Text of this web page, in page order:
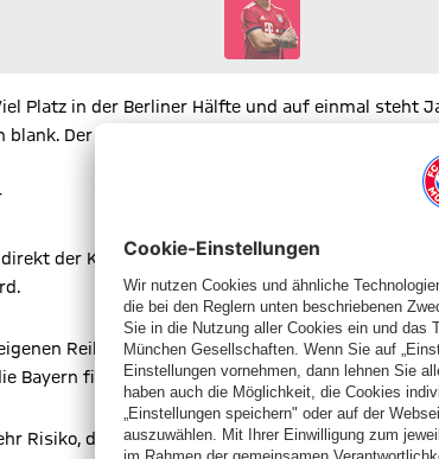
Platz in der Berliner Hälfte und auf einmal steht
Der Kolumbianer probiert es mit einem
der Konter. Schnell ist die Kovac-Elf am
Reihen laufen und versuchen, den Gegner
Bayern finden die Lücke nicht...
Risiko, doch das bringt natürlich auch mehr